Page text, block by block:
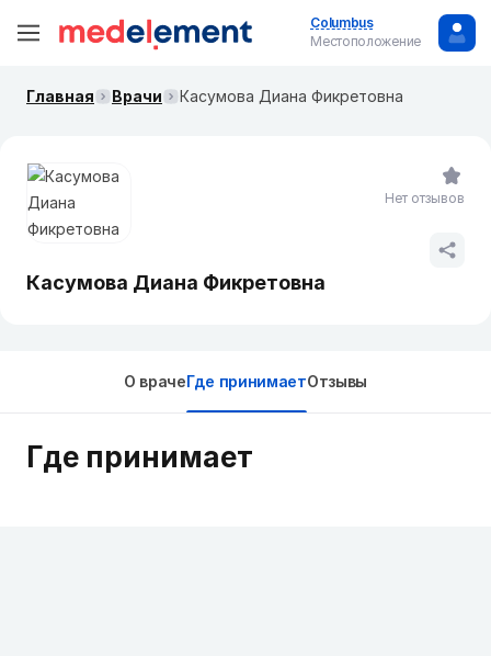
Columbus
Местоположение
Главная Врачи Касумова Диана Фикретовна
Касумова Диана Фикретовна
Нет отзывов
О врачеГде принимаетОтзывы
Где принимает